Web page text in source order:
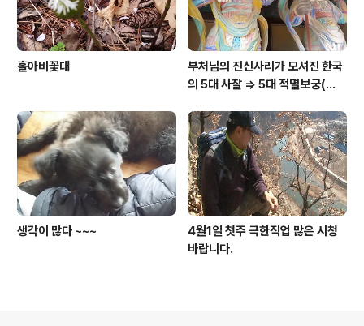
홀아비꽃대
부처님의 진신사리가 모셔진 한국
의 5대 사찰 => 5대 적멸보궁(寂
생각이 많다 ~~~
4월1일 첫주 극한직업 많은 시청
바랍니다.